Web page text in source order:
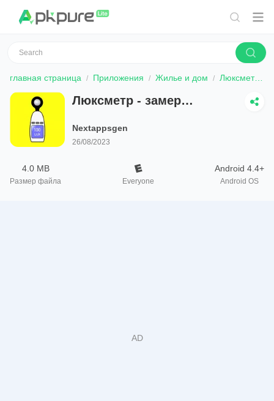
главная страница Приложения Жилье и дом Люксметр - замер освещённости
Люксметр - замер
Nextappsgen
26/08/2023
4.0 MB
Размер файла Everyone
Android 4.4+
Android OS